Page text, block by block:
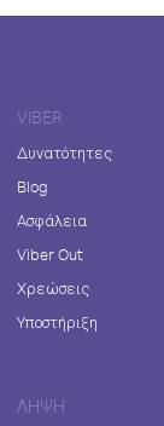
VIBER
Δυνατότητες
Blog
Ασφάλεια
Viber Out
Χρεώσεις
Υποστήριξη
ΛΉΨΗ